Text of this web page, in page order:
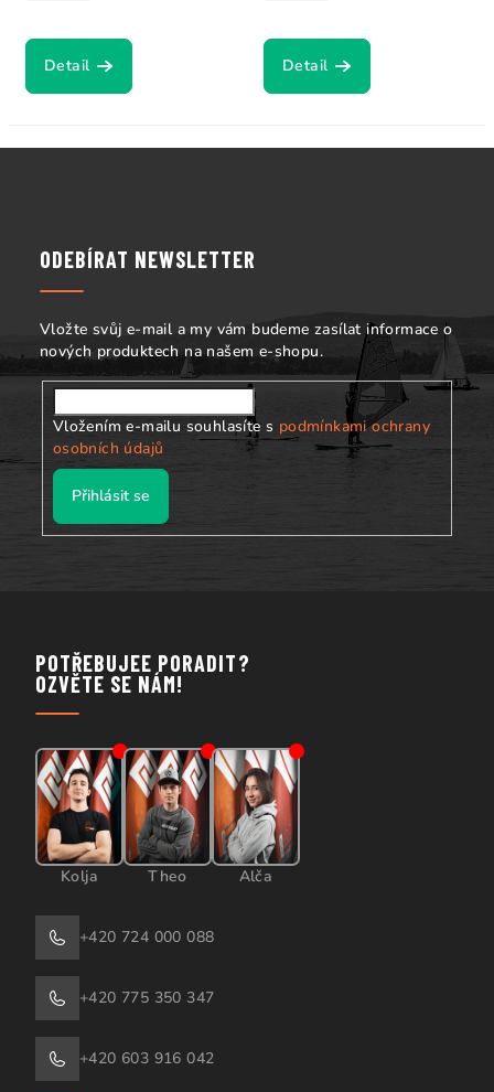
Detail Detail
ODEBÍRAT NEWSLETTER
Vložte svůj e-mail a my vám budeme zasílat informace o
nových produktech na našem e-shopu.
Vložením e-mailu souhlasíte s podmínkami ochrany
osobních údajů
Přihlásit se
POTŘEBUJEE PORADIT?
OZVĚTE SE NÁM!
Kolja Theo Alča
+420 724 000 088
+420 775 350 347
+420 603 916 042